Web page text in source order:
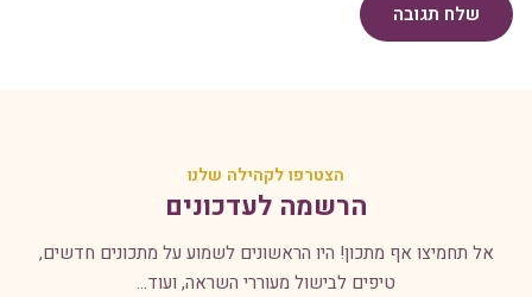
שלח תגובה
הצטרפו לקהילה שלנו
הרשמה לעדכונים
אל תחמיצו אף מתכון! היו הראשונים לשמוע על מתכונים חדשים,
טיפים לבישול מעוררי השראה, ועוד...